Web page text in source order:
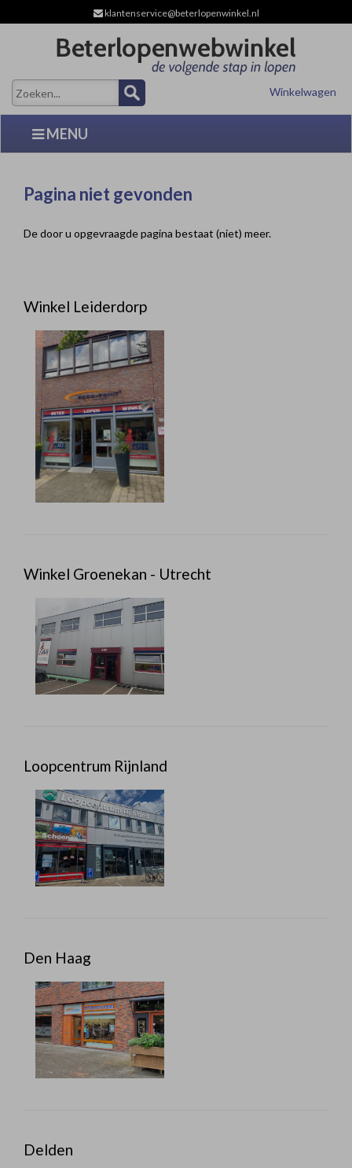
klantenservice@beterlopenwinkel.nl
Winkelwagen
MENU
Pagina niet gevonden
De door u opgevraagde pagina bestaat (niet) meer.
Winkel Leiderdorp
Winkel Groenekan - Utrecht
Loopcentrum Rijnland
Den Haag
Delden